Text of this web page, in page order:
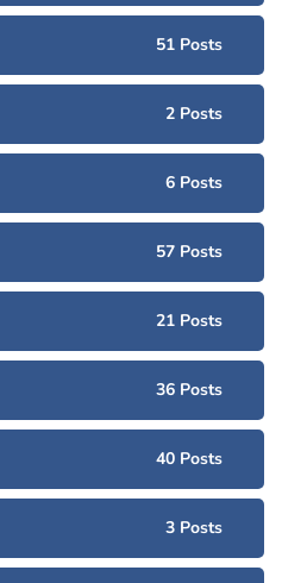
51 Posts
2 Posts
6 Posts
57 Posts
21 Posts
36 Posts
40 Posts
3 Posts